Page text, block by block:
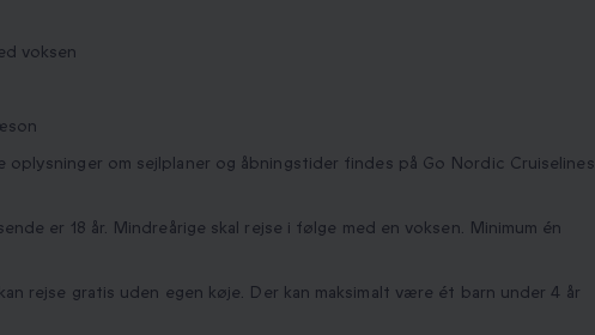
voksen
om sejlplaner og åbningstider findes på Go Nordic Cruiselines
er 18 år. Mindreårige skal rejse i følge med en voksen. Minimum én
rejse gratis uden egen køje. Der kan maksimalt være ét barn under 4 år